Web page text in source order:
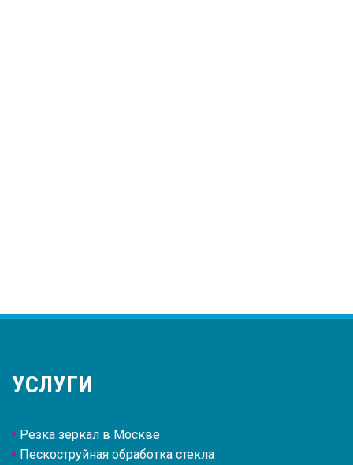
УСЛУГИ
Резка зеркал в Москве
Пескоструйная обработка стекла